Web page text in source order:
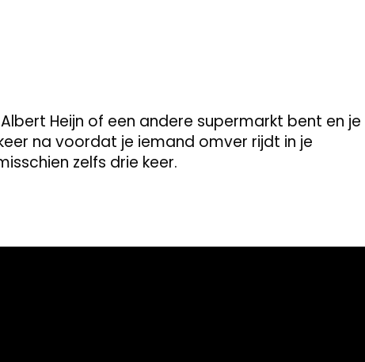
Heijn of een andere supermarkt bent en je
na voordat je iemand omver rijdt in je
zelfs drie keer.